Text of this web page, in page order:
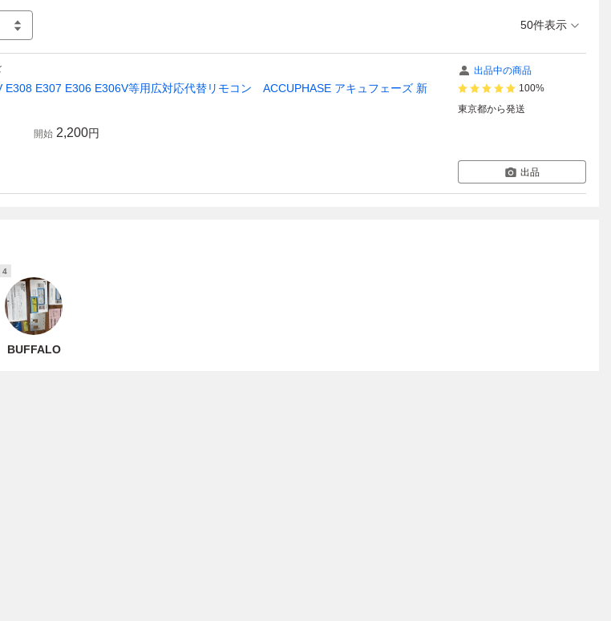
50件表示
E308 E307 E306 E306V等用広対応代替リモコン ACCUPHASE アキュフェーズ 新
開始 2,200円
出品中の商品
100%
東京都から発送
出品
4
BUFFALO